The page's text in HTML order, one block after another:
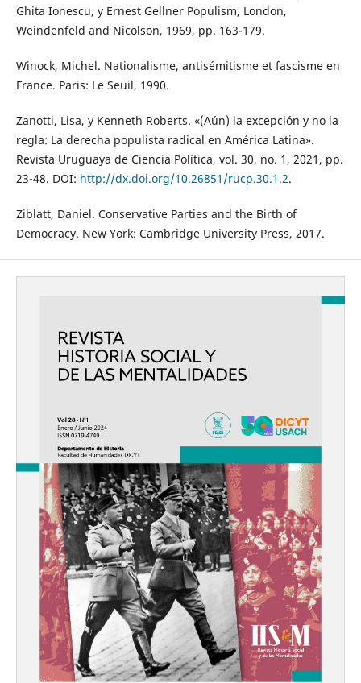
Ghita Ionescu, y Ernest Gellner Populism, London,
Weindenfeld and Nicolson, 1969, pp. 163-179.
Winock, Michel. Nationalisme, antisémitisme et fascisme en
France. Paris: Le Seuil, 1990.
Zanotti, Lisa, y Kenneth Roberts. «(Aún) la excepción y no la
regla: La derecha populista radical en América Latina».
Revista Uruguaya de Ciencia Política, vol. 30, no. 1, 2021, pp.
23-48. DOI: http://dx.doi.org/10.26851/rucp.30.1.2.
Ziblatt, Daniel. Conservative Parties and the Birth of
Democracy. New York: Cambridge University Press, 2017.